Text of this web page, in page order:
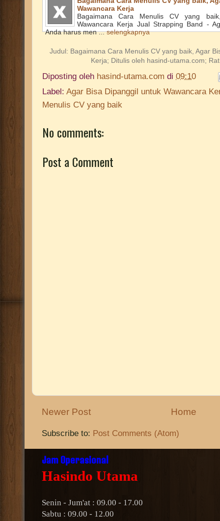
Wawancara Kerja
Bagaimana Cara Menulis CV yang
Wawancara Kerja Jual Strapping Band -
Anda harus men ...selengkapnya
Judul: Bagaimana Cara Menulis CV yang baik, Agar
Kerja; Ditulis oleh hasind-utama.com;
Diposting oleh hasind-utama.com di 09:10
Label: Agar Bisa Dipanggil untuk Wawancara
Menulis CV yang baik
No comments:
Post a Comment
Newer Post Home
Subscribe to: Post Comments (Atom)
Jam Operasional
Hasindo Utama
Senin - Jum'at : 09.00 - 17.00
Sabtu : 09.00 - 12.00